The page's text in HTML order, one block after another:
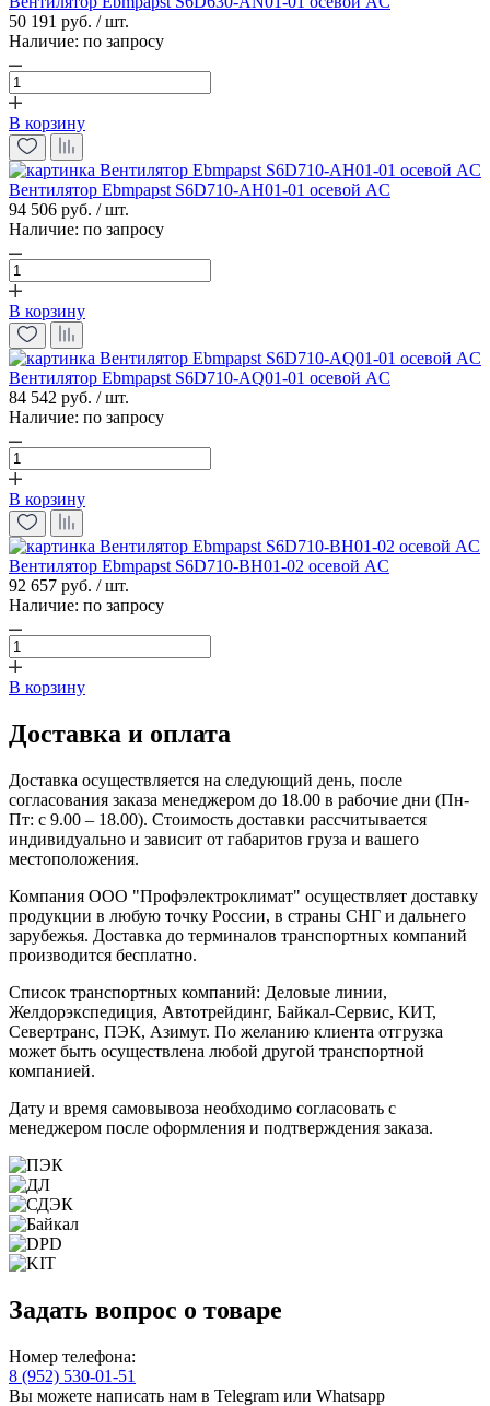
50 191 руб. / шт.
Наличие: по запросу
В корзину
Вентилятор Ebmpapst S6D710-AH01-01 осевой AC
94 506 руб. / шт.
Наличие: по запросу
В корзину
Вентилятор Ebmpapst S6D710-AQ01-01 осевой AC
84 542 руб. / шт.
Наличие: по запросу
В корзину
Вентилятор Ebmpapst S6D710-BH01-02 осевой AC
92 657 руб. / шт.
Наличие: по запросу
В корзину
Доставка и оплата
Доставка осуществляется на следующий день, после
согласования заказа менеджером до 18.00 в рабочие дни (Пн-
Пт: с 9.00 – 18.00). Стоимость доставки рассчитывается
индивидуально и зависит от габаритов груза и вашего
местоположения.
Компания ООО "Профэлектроклимат" осуществляет доставку
продукции в любую точку России, в страны СНГ и дальнего
зарубежья. Доставка до терминалов транспортных компаний
производится бесплатно.
Список транспортных компаний: Деловые линии,
Желдорэкспедиция, Автотрейдинг, Байкал-Сервис, КИТ,
Севертранс, ПЭК, Азимут. По желанию клиента отгрузка
может быть осуществлена любой другой транспортной
компанией.
Дату и время самовывоза необходимо согласовать с
менеджером после оформления и подтверждения заказа.
Задать вопрос о товаре
Номер телефона:
8 (952) 530-01-51
Вы можете написать нам в Telegram или Whatsapp